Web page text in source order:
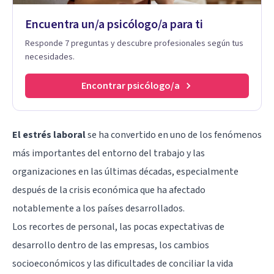
Encuentra un/a psicólogo/a para ti
Responde 7 preguntas y descubre profesionales según tus
necesidades.
Encontrar psicólogo/a
El estrés laboralse ha convertido en uno de los fenómenos
más importantes del entorno del trabajo y las
organizaciones en las últimas décadas, especialmente
después de la crisis económica que ha afectado
notablemente a los países desarrollados.
Los recortes de personal, las pocas expectativas de
desarrollo dentro de las empresas, los cambios
socioeconómicos y las dificultades de conciliar la vida